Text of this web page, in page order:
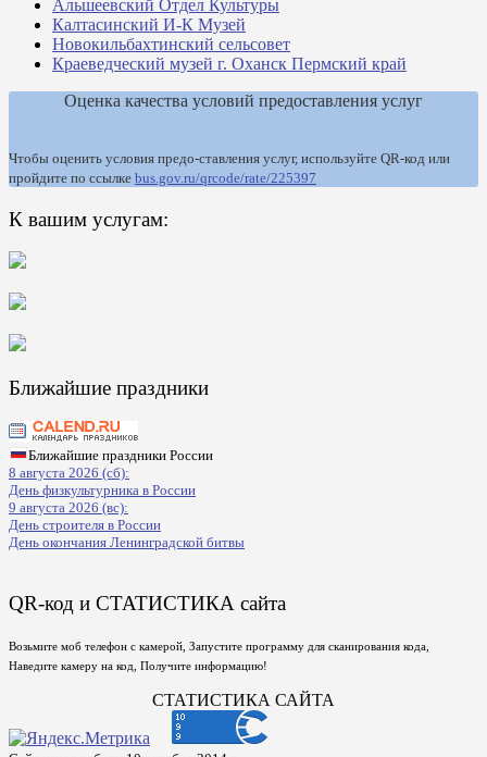
Альшеевский Отдел Культуры
Калтасинский И-К Музей
Новокильбахтинский сельсовет
Краеведческий музей г. Оханск Пермский край
Оценка качества условий предоставления услуг
Чтобы оценить условия предо-ставления услуг, используйте QR-код или
пройдите по ссылке bus.gov.ru/qrcode/rate/225397
К вашим услугам:
Ближайшие праздники
Ближайшие праздники России
8 августа 2026 (сб):
День физкультурника в России
9 августа 2026 (вс):
День строителя в России
День окончания Ленинградской битвы
QR-код и СТАТИСТИКА сайта
Возьмите моб телефон с камерой, Запустите программу для сканирования кода,
Наведите камеру на код, Получите информацию!
СТАТИСТИКА САЙТА